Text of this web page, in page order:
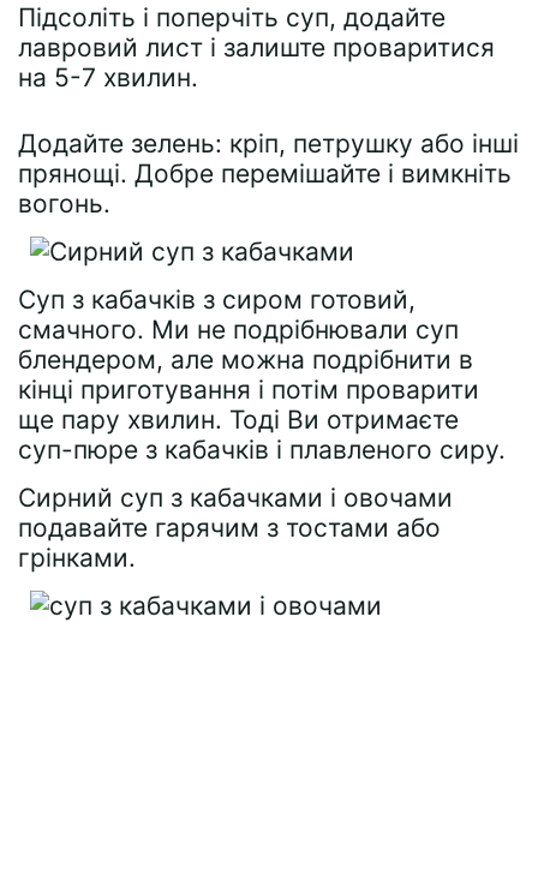
Підсоліть і поперчіть суп, додайте
лавровий лист і залиште проваритися
на 5-7 хвилин.
Додайте зелень: кріп, петрушку або інші
прянощі. Добре перемішайте і вимкніть
вогонь.
Суп з кабачків з сиром готовий,
смачного. Ми не подрібнювали суп
блендером, але можна подрібнити в
кінці приготування і потім проварити
ще пару хвилин. Тоді Ви отримаєте
суп-пюре з кабачків і плавленого сиру.
Сирний суп з кабачками і овочами
подавайте гарячим з тостами або
грінками.